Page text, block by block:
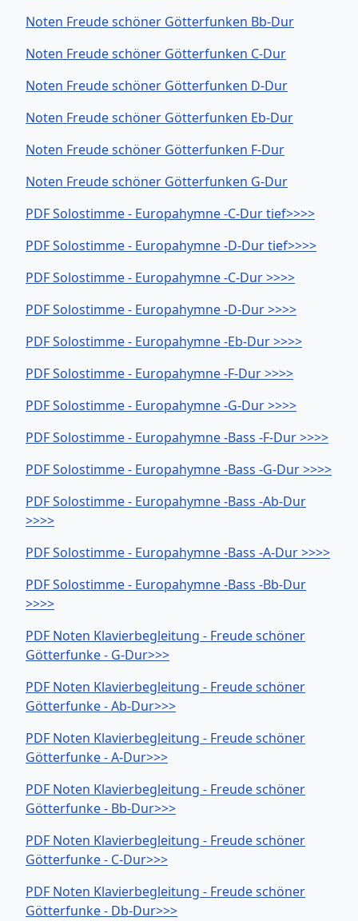
Noten Freude schöner Götterfunken Bb-Dur
Noten Freude schöner Götterfunken C-Dur
Noten Freude schöner Götterfunken D-Dur
Noten Freude schöner Götterfunken Eb-Dur
Noten Freude schöner Götterfunken F-Dur
Noten Freude schöner Götterfunken G-Dur
PDF Solostimme - Europahymne -C-Dur tief>>>>
PDF Solostimme - Europahymne -D-Dur tief>>>>
PDF Solostimme - Europahymne -C-Dur >>>>
PDF Solostimme - Europahymne -D-Dur >>>>
PDF Solostimme - Europahymne -Eb-Dur >>>>
PDF Solostimme - Europahymne -F-Dur >>>>
PDF Solostimme - Europahymne -G-Dur >>>>
PDF Solostimme - Europahymne -Bass -F-Dur >>>>
PDF Solostimme - Europahymne -Bass -G-Dur >>>>
PDF Solostimme - Europahymne -Bass -Ab-Dur
>>>>
PDF Solostimme - Europahymne -Bass -A-Dur >>>>
PDF Solostimme - Europahymne -Bass -Bb-Dur
>>>>
PDF Noten Klavierbegleitung - Freude schöner
Götterfunke - G-Dur>>>
PDF Noten Klavierbegleitung - Freude schöner
Götterfunke - Ab-Dur>>>
PDF Noten Klavierbegleitung - Freude schöner
Götterfunke - A-Dur>>>
PDF Noten Klavierbegleitung - Freude schöner
Götterfunke - Bb-Dur>>>
PDF Noten Klavierbegleitung - Freude schöner
Götterfunke - C-Dur>>>
PDF Noten Klavierbegleitung - Freude schöner
Götterfunke - Db-Dur>>>